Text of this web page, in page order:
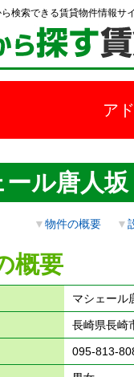
検索できる賃貸物件情報サ
ア
ール唐人坂
▼物件の概要 ▼
概要
マシェール
長崎県長崎
095-813-